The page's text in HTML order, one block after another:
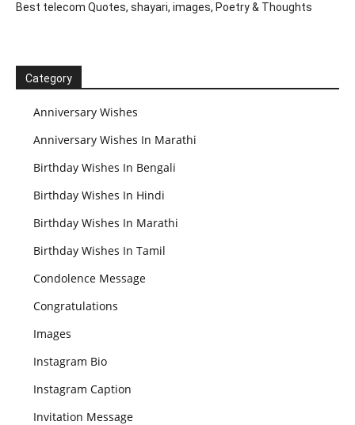
Best telecom Quotes, shayari, images, Poetry & Thoughts
Category
Anniversary Wishes
Anniversary Wishes In Marathi
Birthday Wishes In Bengali
Birthday Wishes In Hindi
Birthday Wishes In Marathi
Birthday Wishes In Tamil
Condolence Message
Congratulations
Images
Instagram Bio
Instagram Caption
Invitation Message